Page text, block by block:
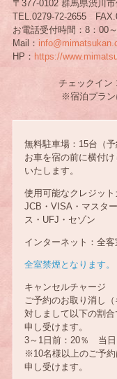
〒377-0102 群馬県渋川
TEL.0279-72-2655
お電話受付時間：8：00
Mail：
HP： https://
チェックイン
※宿泊プラン
無料駐車場：15台（予
お車を宿の前に横付
いたします。
使用可能なクレジット
JCB・VISA・マスタ
ス・UFJ・セゾン
インターネット：全客
全室禁煙となります。
キャンセルチャージ
ご予約のお取り消し
対しまして以下の割
申し受けます。
3～1日前：20％ 当
※10名様以上のご予
申し受けます。